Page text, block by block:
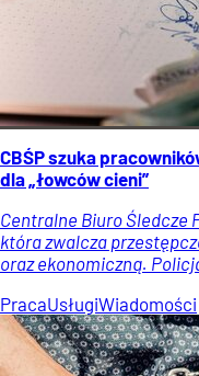
CBŚP szuka
dla „łowców cieni”
Centralne Biuro Śledcze
która zwalcza
oraz ekonomiczną.
PracaUsługiWiadomości